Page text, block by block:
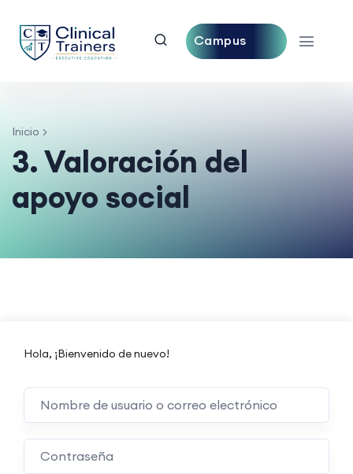
Campus
Inicio
3. Valoración del
apoyo social
Hola, ¡Bienvenido de nuevo!